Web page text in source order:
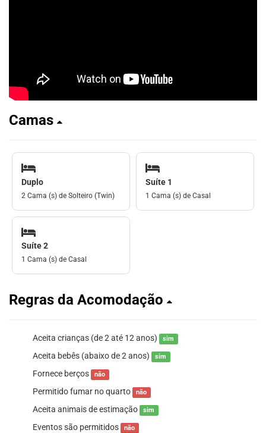
Camas
Duplo
2 Cama (s) de Solteiro (Twin)
Suíte 1
1 Cama (s) de Casal
Suíte 2
1 Cama (s) de Casal
Regras da Acomodação
Aceita crianças (de 2 até 12 anos) sim
Aceita bebês (abaixo de 2 anos) sim
Fornece berços não
Permitido fumar no quarto não
Aceita animais de estimação sim
Eventos são permitidos não